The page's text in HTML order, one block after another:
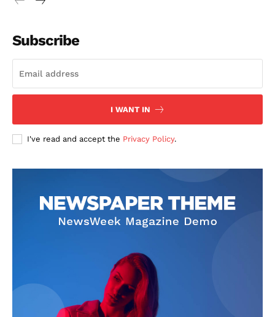
Subscribe
I WANT IN
I've read and accept the Privacy Policy.